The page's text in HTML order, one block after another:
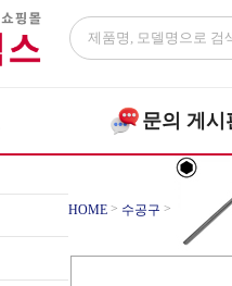
문의 게시
HOME > 수공구 >